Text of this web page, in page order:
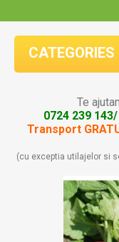
CATEGORIES
Te
0724 239
Transport
(cu exceptia utilajelor si